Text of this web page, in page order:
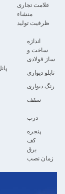
علامت تجاری
منشاء
ظرفیت تولید
اندازه
ساخت و
ساز فولادی
تابلو دیواری
رنگ دیواری
سقف
درب
پنجره
کف
برق
زمان نصب